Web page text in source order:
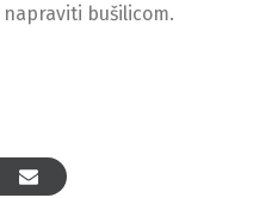
bušilicom.